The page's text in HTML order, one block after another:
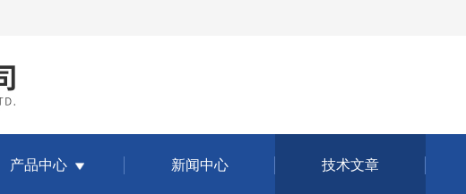
产品中心 新闻中心 技术文章